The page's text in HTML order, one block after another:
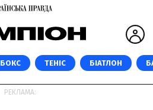
БОКС ТЕНІС БІАТЛОН
РЕКЛАМА: